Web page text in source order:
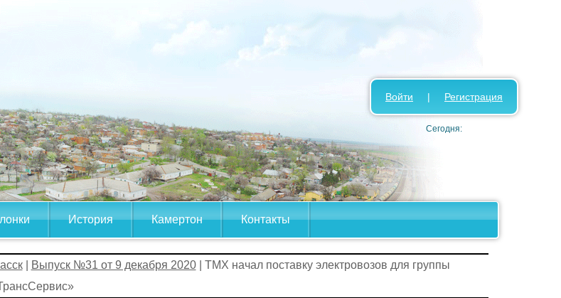
История Камертон Контакты
Войти | Регистрация
Сегодня:
| Выпуск №31 от 9 декабря 2020| ТМХ начал поставку электровозов для группы